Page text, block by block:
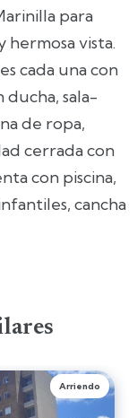
para
hermosa vista.
cada una con
ducha, sala-
de ropa,
cerrada con
con piscina,
cancha
Arriendo